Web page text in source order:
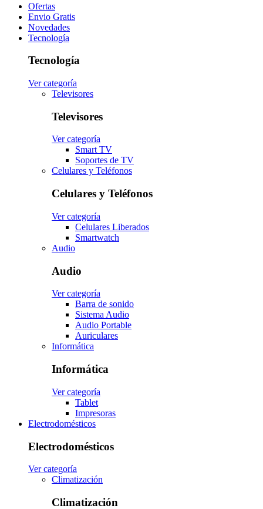
Ofertas
Envio Gratis
Novedades
Tecnología
Tecnología
Ver categoría
Televisores
Televisores
Ver categoría
Smart TV
Soportes de TV
Celulares y Teléfonos
Celulares y Teléfonos
Ver categoría
Celulares Liberados
Smartwatch
Audio
Audio
Ver categoría
Barra de sonido
Sistema Audio
Audio Portable
Auriculares
Informática
Informática
Ver categoría
Tablet
Impresoras
Electrodomésticos
Electrodomésticos
Ver categoría
Climatización
Climatización